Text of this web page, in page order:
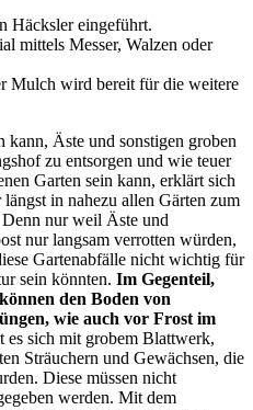
Häcksler eingeführt.
mittels Messer, Walzen oder
Mulch wird bereit für die weitere
kann, Äste und sonstigen groben
zu entsorgen und wie teuer
Garten sein kann, erklärt sich
in nahezu allen Gärten zum
nur weil Äste und
nur langsam verrotten würden,
Gartenabfälle nicht wichtig für
sein könnten. Im Gegenteil,
den Boden von
wie auch vor Frost im
es sich mit grobem Blattwerk,
Sträuchern und Gewächsen, die
Diese müssen nicht
werden. Mit dem